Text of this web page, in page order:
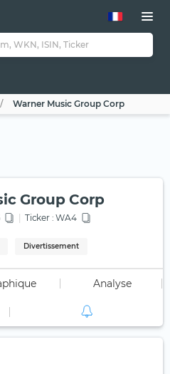
Warner Music Group Corp
Group Corp
Ticker : WA4
Divertissement
Analyse